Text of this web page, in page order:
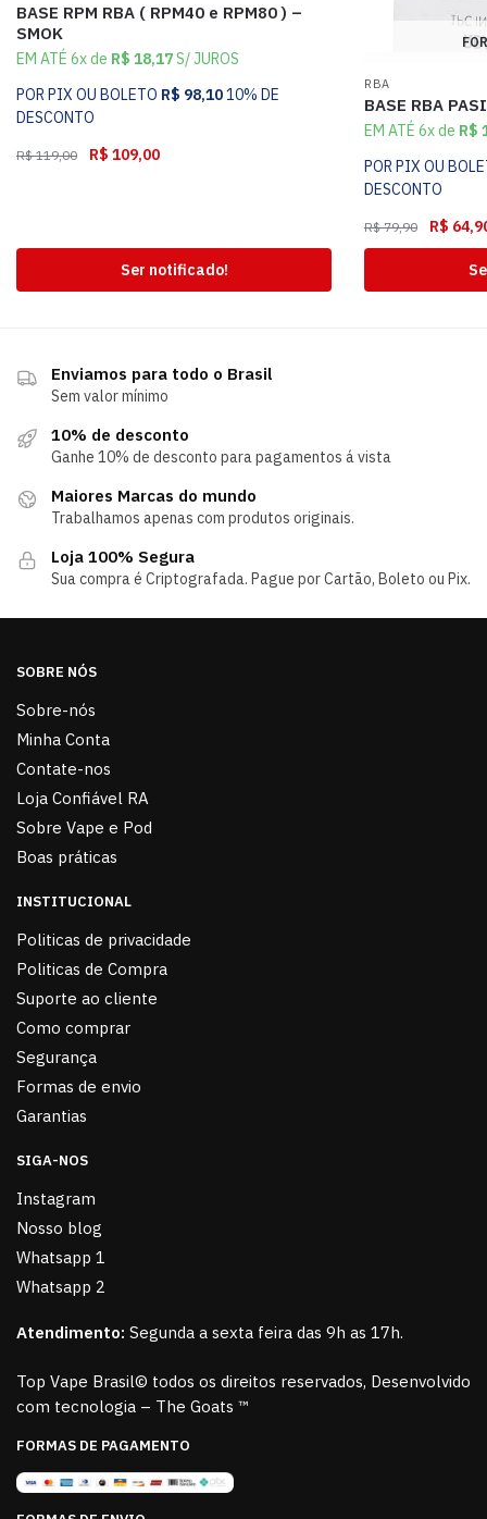
BASE RPM RBA ( RPM40 e RPM80 ) –
SMOK
EM ATÉ 6x de R$ 18,17S/ JUROS
POR PIX OU BOLETO R$ 98,1010% DE
DESCONTO
R$119,00 R$ 109,00
Ser notificado!
RBA
BASE RBA
EM ATÉ 6x de R$
POR PIX OU
DESCONTO
R$79,90 R$
Enviamos para todo o Brasil
Sem valor mínimo
10% de desconto
Ganhe 10% de desconto para pagamentos á vista
Maiores Marcas do mundo
Trabalhamos apenas com produtos originais.
Loja 100% Segura
Sua compra é Criptografada. Pague por Cartão, Boleto ou Pix.
SOBRE NÓS
Sobre-nós
Minha Conta
Contate-nos
Loja Confiável RA
Sobre Vape e Pod
Boas práticas
INSTITUCIONAL
Politicas de privacidade
Politicas de Compra
Suporte ao cliente
Como comprar
Segurança
Formas de envio
Garantias
SIGA-NOS
Instagram
Nosso blog
Whatsapp 1
Whatsapp 2
Atendimento: Segunda a sexta feira das 9h as 17h.
Top Vape Brasil© todos os direitos reservados, Desenvolvido
com tecnologia – The Goats ™
FORMAS DE PAGAMENTO